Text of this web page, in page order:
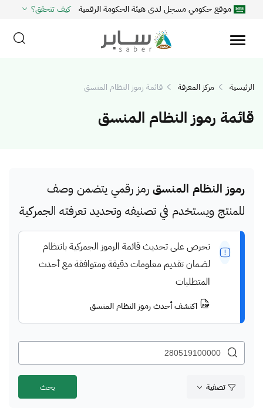
موقع حكومي مسجل لدى هيئة الحكومة الرقمية كيف تتحقق؟
الرئيسية مركز المعرفة قائمة رموز النظام المنسق
قائمة رموز النظام المنسق
رموز النظام المنسق رمز رقمي يتضمن وصف
للمنتج ويستخدم في تصنيفه وتحديد تعرفته الجمركية
نحرص على تحديث قائمة الرموز الجمركية بانتظام
لضمان تقديم معلومات دقيقة ومتوافقة مع أحدث
المتطلبات
اكتشف أحدث رموز النظام المنسق
تصفية